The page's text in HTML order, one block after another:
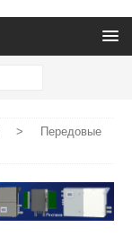
>
Передовые